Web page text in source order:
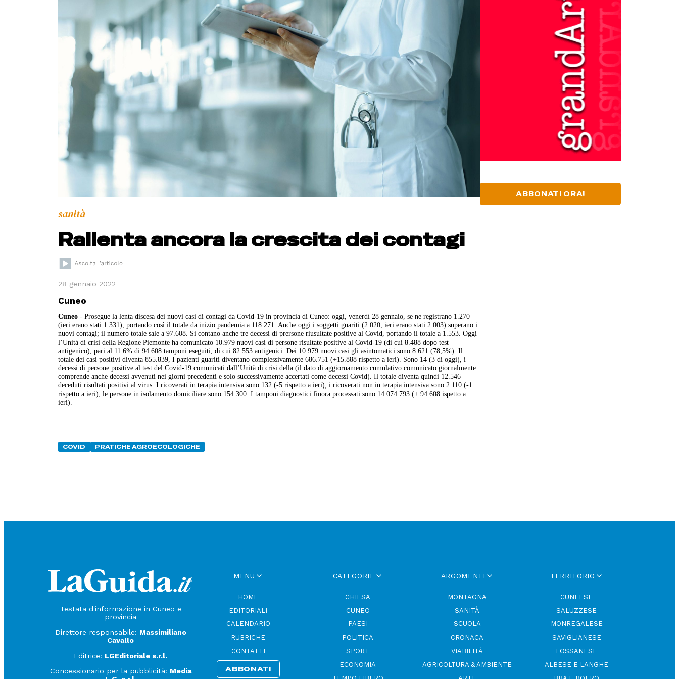
sanità
Rallenta ancora la crescita dei contagi
28 gennaio 2022
Cuneo
Cuneo - Prosegue la lenta discesa dei nuovi casi di contagi da Covid-19 in provincia di Cuneo: oggi, venerdì 28 gennaio, se ne registrano 1.270
(ieri erano stati 1.331), portando così il totale da inizio pandemia a 118.271. Anche oggi i soggetti guariti (2.020, ieri erano stati 2.003) superano i
nuovi contagi; il numero totale sale a 97.608. Si contano anche tre decessi di prersone riusultate positive al Covid, portando il totale a 1.553. Oggi
l’Unità di crisi della Regione Piemonte ha comunicato 10.979 nuovi casi di persone risultate positive al Covid-19 (di cui 8.488 dopo test
antigenico), pari al 11.6% di 94.608 tamponi eseguiti, di cui 82.553 antigenici. Dei 10.979 nuovi casi gli asintomatici sono 8.621 (78,5%). Il
totale dei casi positivi diventa 855.839, I pazienti guariti diventano complessivamente 686.751 (+15.888 rispetto a ieri). Sono 14 (3 di oggi), i
decessi di persone positive al test del Covid-19 comunicati dall’Unità di crisi della (il dato di aggiornamento cumulativo comunicato giornalmente
comprende anche decessi avvenuti nei giorni precedenti e solo successivamente accertati come decessi Covid). Il totale diventa quindi 12.546
deceduti risultati positivi al virus. I ricoverati in terapia intensiva sono 132 (-5 rispetto a ieri); i ricoverati non in terapia intensiva sono 2.110 (-1
rispetto a ieri); le persone in isolamento domiciliare sono 154.300. I tamponi diagnostici finora processati sono 14.074.793 (+ 94.608 ispetto a
ieri).
COVID PRATICHE AGROECOLOGICHE
ABBONATI ORA!
Testata d'informazione in Cuneo e
provincia
Direttore responsabile: Massimiliano
Cavallo
Editrice: LGEditoriale s.r.l.
Concessionario per la pubblicità: Media
MENU
HOME
EDITORIALI
CALENDARIO
RUBRICHE
CONTATTI
ABBONATI
CATEGORIE
CHIESA
CUNEO
PAESI
POLITICA
SPORT
ECONOMIA
ARGOMENTI
MONTAGNA
SANITÀ
SCUOLA
CRONACA
VIABILITÀ
AGRICOLTURA & AMBIENTE
TERRITORIO
CUNEESE
SALUZZESE
MONREGALESE
SAVIGLIANESE
FOSSANESE
ALBESE E LANGHE